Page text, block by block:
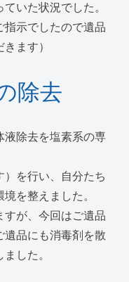
いた状況でした。
指示でしたので遺品
ます）
除去
液除去を塩素系の専
）を行い、自分たち
を整えました。
すが、今回はご遺品
遺品にも消毒剤を散
した。